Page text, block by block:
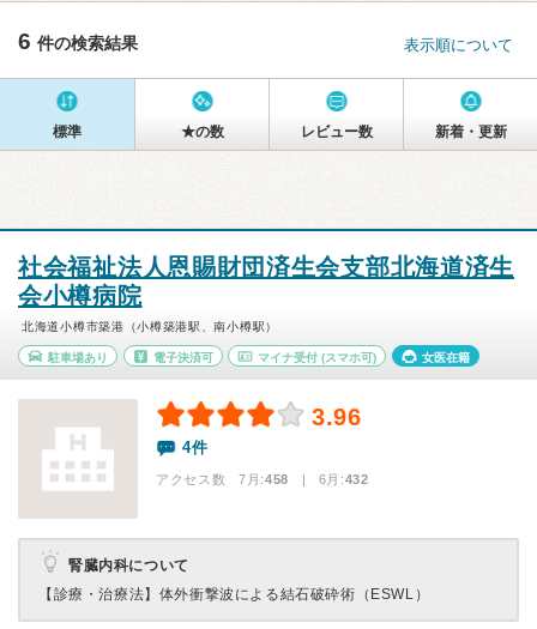
6 件の検索結果 表示順について
標準 ★の数 レビュー数 新着・更新
社会福祉法人恩賜財団済生会支部北海道済生
会小樽病院
北海道小樽市築港（小樽築港駅、南小樽駅）
駐車場あり 電子決済可 マイナ受付 (スマホ可) 女医在籍
3.96
4件
アクセス数 7月:458 | 6月:432
腎臓内科について
【診療・治療法】 体外衝撃波による結石破砕術（ESWL）